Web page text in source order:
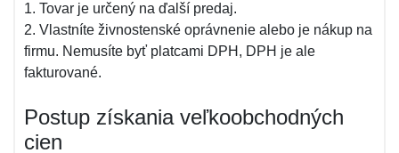
1. Tovar je určený na ďalší predaj.
2. Vlastníte živnostenské oprávnenie alebo je nákup na
firmu. Nemusíte byť platcami DPH, DPH je ale
fakturované.
Postup získania veľkoobchodných
cien